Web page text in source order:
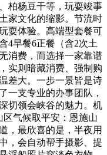
柏杨豆干等，玩耍竣事
家文化的缩影。节流时
耍体验。高端型套餐可
4早餐6正餐（含2次土
消费，而选择一家靠谱
实则暗藏消费、强制购
差大。一步一景皆是诗
一支专业的办事团队，
切领会峡谷的魅力。机
气候取平安：恩施山
，最欣喜的是，半夜用
，会自动帮手摄影、提